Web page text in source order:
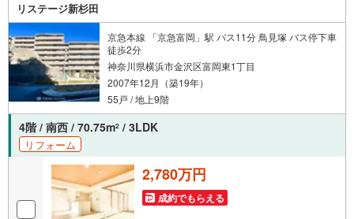
リステージ新杉田
京急本線 「京急富岡」駅 バス11分 鳥見塚 バス停下車
徒歩2分
神奈川県横浜市金沢区富岡東1丁目
2007年12月（築19年）
55戸 / 地上9階
4階 / 南西 / 70.75m2 / 3LDK
リフォーム
2,780万円
成約でもらえる